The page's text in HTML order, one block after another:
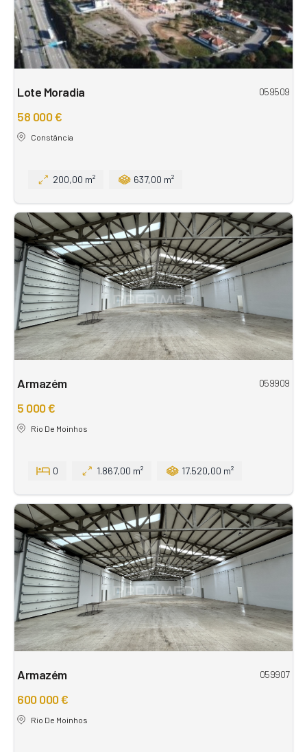
Lote Moradia 059509
58 000 €
Constância
200,00 m² 637,00 m²
Armazém 059909
5 000 €
Rio De Moinhos
0 1.867,00 m² 17.520,00 m²
Armazém 059907
600 000 €
Rio De Moinhos